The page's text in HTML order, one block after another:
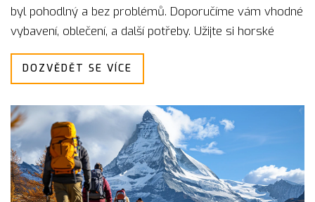
byl pohodlný a bez problémů. Doporučíme vám vhodné
vybavení, oblečení, a další potřeby. Užijte si horské
dobrodružství naplno s našimi praktickými radami.
DOZVĚDĚT SE VÍCE